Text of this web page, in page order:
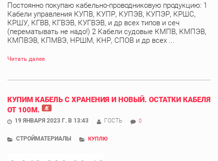
Постоянно покупаю кабельно-проводниковую продукцию: 1
Кабели управления КУПВ, КУПР, КУПЭВ, КУПЭР, КРШС,
КРШУ, КГВВ, КГВЭВ, КУГВЭВ, и др всех типов и сеч
(перематывать не надо!) 2 Кабели судовые КМПВ, КМПЭВ,
КМПВЭВ, КПМВЭ, НРШМ, КНР, СПОВ и др всех ...
Читать далее
КУПИМ КАБЕЛЬ С ХРАНЕНИЯ И НОВЫЙ. ОСТАТКИ КАБЕЛЯ
ОТ 100М.
19 ЯНВАРЯ 2023 Г. В 13:43 ГОСТЬ 0
СТРОЙМАТЕРИАЛЫ КУПЛЮ